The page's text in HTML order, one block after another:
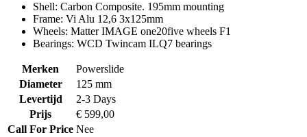
Shell: Carbon Composite. 195mm mounting
Frame: Vi Alu 12,6 3x125mm
Wheels: Matter IMAGE one20five wheels F1
Bearings: WCD Twincam ILQ7 bearings
Merken
Powerslide
Diameter
125 mm
Levertijd
2-3 Days
Prijs
€ 599,00
Call For Price Nee